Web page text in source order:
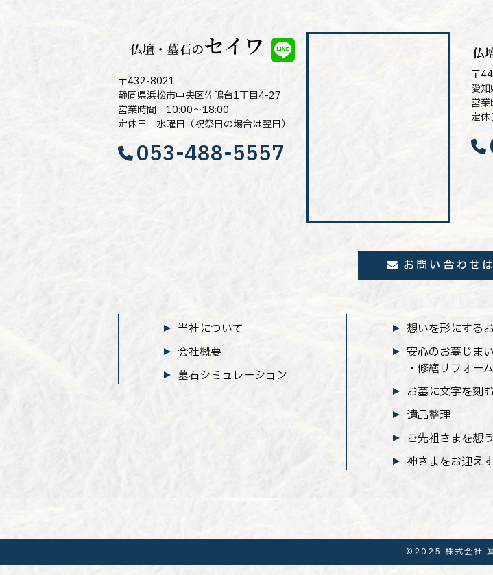
〒432-8021
静岡県浜松市中央区佐鳴台1丁目4-27
営業時間 10:00～18:00
定休日 水曜日（祝祭日の場合は翌日）
053-488-5557
〒
愛
営
定
お問い合わせ
当社について
会社概要
墓石シミュレーション
想いを形にする
安心のお墓じまい
・修繕リフォーム
お墓に文字を刻
遺品整理
ご先祖さまを想
神さまをお迎え
©2025 株式会社